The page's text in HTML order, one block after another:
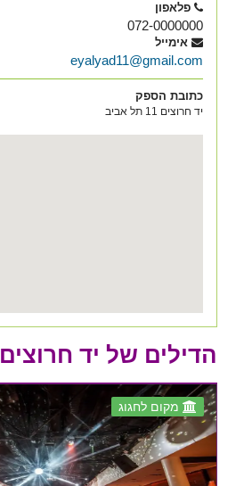
פלאפון
072-0000000
אימייל
eyalyad11@gmail.com
כתובת הספק
יד חרוצים 11 תל אביב
הדילים של יד חרוצים 11
מקום לחגוג